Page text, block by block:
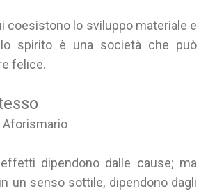
coesistono lo sviluppo materiale e
spirito è una società che può
felice.
Aforismario
dipendono dalle cause; ma
un senso sottile, dipendono dagli